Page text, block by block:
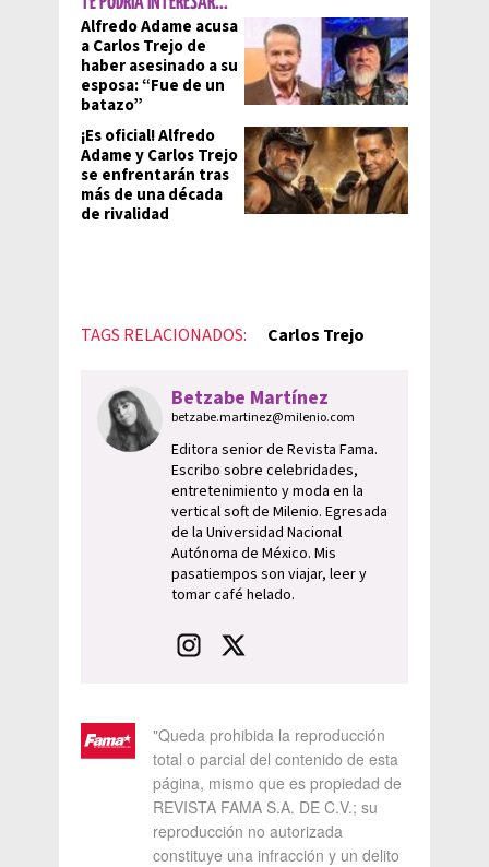
Alfredo Adame acusa
a Carlos Trejo de
haber asesinado a su
esposa: “Fue de un
batazo”
¡Es oficial! Alfredo
Adame y Carlos Trejo
se enfrentarán tras
más de una década
de rivalidad
TAGS RELACIONADOS: Carlos Trejo
Betzabe Martínez
betzabe.martinez@milenio.com
Editora senior de Revista Fama.
Escribo sobre celebridades,
entretenimiento y moda en la
vertical soft de Milenio. Egresada
de la Universidad Nacional
Autónoma de México. Mis
pasatiempos son viajar, leer y
tomar café helado.
"Queda prohibida la reproducción
total o parcial del contenido de esta
página, mismo que es propiedad de
REVISTA FAMA S.A. DE C.V.; su
reproducción no autorizada
constituye una infracción y un delito